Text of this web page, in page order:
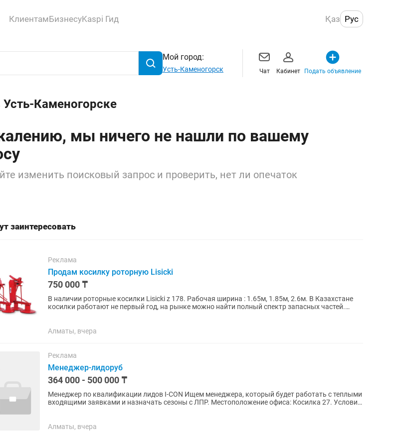
КлиентамБизнесуKaspi Гид Қаз Рус
Мой город:
Усть-Каменогорск Чат Кабинет Подать объявление
Каменогорске
мы ничего не нашли по вашему
изменить поисковый запрос и проверить, нет ли опечаток
заинтересовать
Реклама
Продам косилку роторную Lisicki
750 000 ₸
В наличии роторные косилки Lisicki z 178. Рабочая ширина : 1.65м, 1.85м, 2.6м. В Казахстане
косилки работают не первый год, на рынке можно найти полный спектр запасных частей.
Алматы, вчера
Реклама
Менеджер-лидоруб
364 000 - 500 000 ₸
Менеджер по квалификации лидов I-CON Ищем менеджера, который будет работать с теплыми
входящими заявками и назначать сезоны с ЛПР. Местоположение офиса: Косилка 27. Условия:
Алматы, вчера